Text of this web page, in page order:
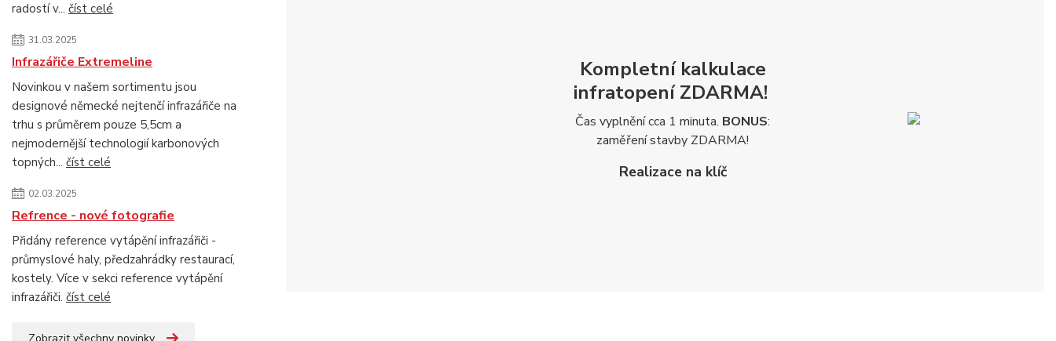
radostí v... číst celé
31.03.2025
Infrazářiče Extremeline
Novinkou v našem sortimentu jsou
designové německé nejtenčí infrazářiče na
trhu s průměrem pouze 5,5cm a
nejmodernější technologií karbonových
topných... číst celé
02.03.2025
Refrence - nové fotografie
Přidány reference vytápění infrazářiči -
průmyslové haly, předzahrádky restaurací,
kostely. Více v sekci reference vytápění
infrazářiči. číst celé
Kompletní kalkulace
infratopeníZDARMA!
Čas vyplnění cca 1 minuta. BONUS:
zaměření stavby ZDARMA!
Realizace na klíč